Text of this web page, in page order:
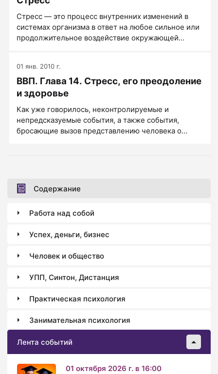
Стресс — это процесс внутренних изменений в
системах организма в ответ на любое сильное или
продолжительное воздействие окружающей
01 янв. 2010 г.
ВВП. Глава 14. Стресс, его преодоление
и здоровье
Как уже говорилось, неконтролируемые и
непредсказуемые события, а также события,
бросающие вызов представлению человека о
Содержание
Работа над собой
Успех, деньги, бизнес
Человек и общество
УПП, Синтон, Дистанция
Практическая психология
Занимательная психология
Лента событий
01 октября 2026 г. в 16:00